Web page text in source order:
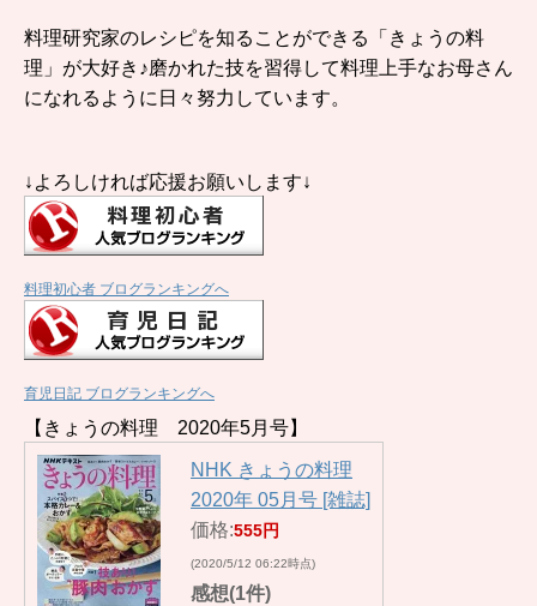
料理研究家のレシピを知ることができる「きょうの料
理」が大好き♪磨かれた技を習得して料理上手なお母さん
になれるように日々努力しています。
↓よろしければ応援お願いします↓
料理初心者 ブログランキングへ
育児日記 ブログランキングへ
【きょうの料理 2020年5月号】
NHK きょうの料理
2020年 05月号 [雑誌]
価格:555円
(2020/5/12 06:22時点)
感想(1件)